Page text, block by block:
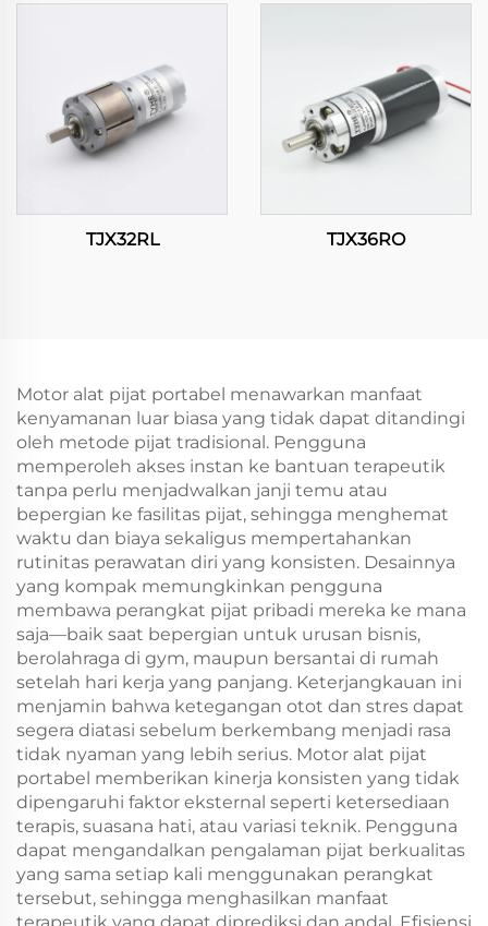
TJX32RL TJX36RO
Motor alat pijat portabel menawarkan manfaat
kenyamanan luar biasa yang tidak dapat ditandingi
oleh metode pijat tradisional. Pengguna
memperoleh akses instan ke bantuan terapeutik
tanpa perlu menjadwalkan janji temu atau
bepergian ke fasilitas pijat, sehingga menghemat
waktu dan biaya sekaligus mempertahankan
rutinitas perawatan diri yang konsisten. Desainnya
yang kompak memungkinkan pengguna
membawa perangkat pijat pribadi mereka ke mana
saja—baik saat bepergian untuk urusan bisnis,
berolahraga di gym, maupun bersantai di rumah
setelah hari kerja yang panjang. Keterjangkauan ini
menjamin bahwa ketegangan otot dan stres dapat
segera diatasi sebelum berkembang menjadi rasa
tidak nyaman yang lebih serius. Motor alat pijat
portabel memberikan kinerja konsisten yang tidak
dipengaruhi faktor eksternal seperti ketersediaan
terapis, suasana hati, atau variasi teknik. Pengguna
dapat mengandalkan pengalaman pijat berkualitas
yang sama setiap kali menggunakan perangkat
tersebut, sehingga menghasilkan manfaat